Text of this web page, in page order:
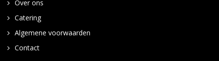
Over ons
Catering
Algemene voorwaarden
Contact